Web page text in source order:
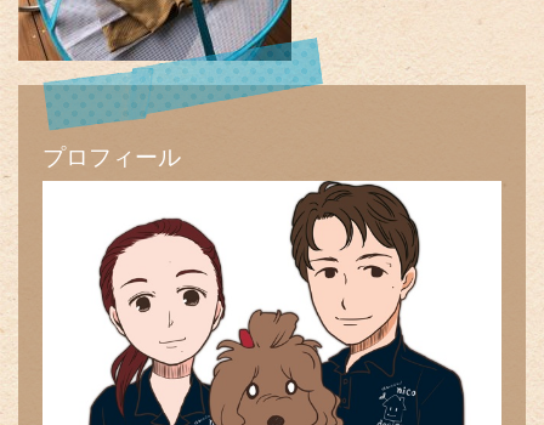
プロフィール